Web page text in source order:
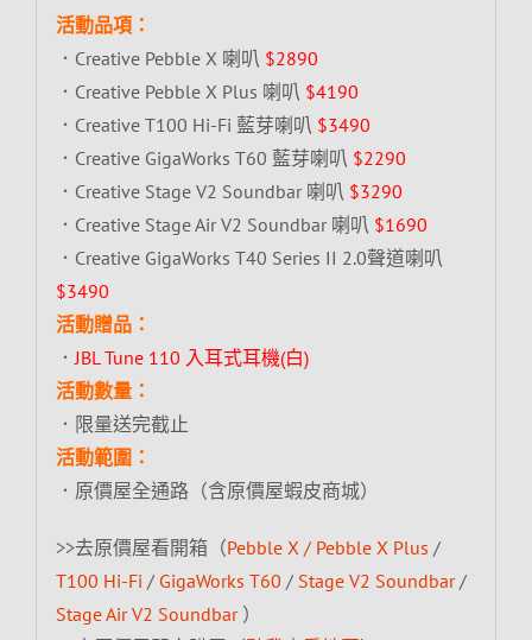
活動品項：
．Creative Pebble X 喇叭 $2890
．Creative Pebble X Plus 喇叭 $4190
．Creative T100 Hi-Fi 藍芽喇叭 $3490
．Creative GigaWorks T60 藍芽喇叭 $2290
．Creative Stage V2 Soundbar 喇叭 $3290
．Creative Stage Air V2 Soundbar 喇叭 $1690
．Creative GigaWorks T40 Series II 2.0聲道喇叭
$3490
活動贈品：
． JBL Tune 110 入耳式耳機(白)
活動數量：
．限量送完截止
活動範圍：
．原價屋全通路（含原價屋蝦皮商城）
>>去原價屋看開箱（Pebble X / Pebble X Plus /
T100 Hi-Fi / GigaWorks T60 / Stage V2 Soundbar/
Stage Air V2 Soundbar）